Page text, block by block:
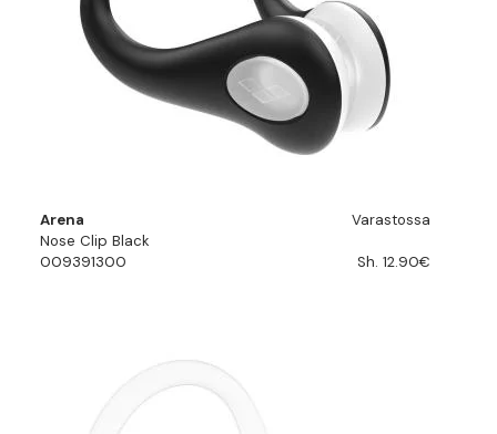
Arena
Varastossa
Nose Clip Black
009391300
Sh. 12.90€